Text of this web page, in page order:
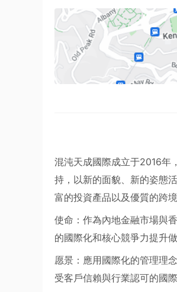
混沌天成國際成立于2016年
持，以新的面貌、新的姿態
富的投資產品以及優質的跨境
使命：作為內地金融市場與
的國際化和核心競爭力提升做
愿景：應用國際化的管理理
受客戶信賴與行業認可的國際